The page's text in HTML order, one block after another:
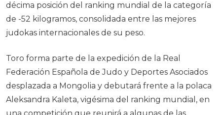
décima posición del ranking mundial de la categoría
de -52 kilogramos, consolidada entre las mejores
judokas internacionales de su peso.
Toro forma parte de la expedición de la Real
Federación Española de Judo y Deportes Asociados
desplazada a Mongolia y debutará frente a la polaca
Aleksandra Kaleta, vigésima del ranking mundial, en